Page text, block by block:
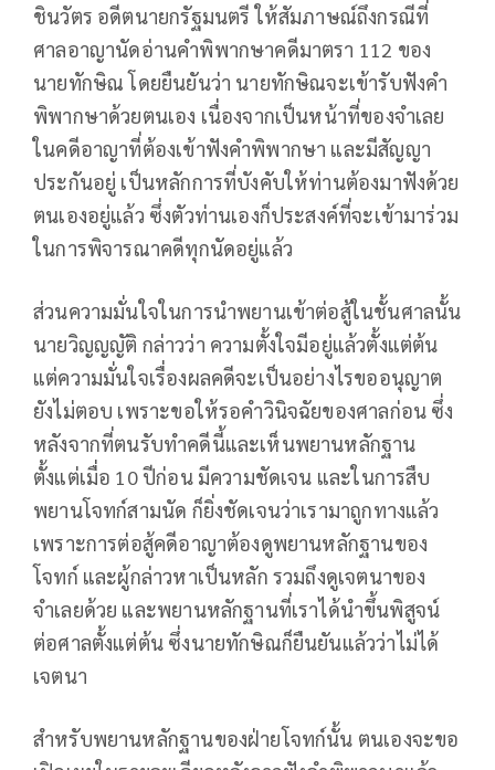
ชินวัตร อดีตนายกรัฐมนตรี ให้สัมภาษณ์ถึงกรณีที่
ศาลอาญานัดอ่านคำพิพากษาคดีมาตรา 112 ของ
นายทักษิณ โดยยืนยันว่า นายทักษิณจะเข้ารับฟังคำ
พิพากษาด้วยตนเอง เนื่องจากเป็นหน้าที่ของจำเลย
ในคดีอาญาที่ต้องเข้าฟังคำพิพากษา และมีสัญญา
ประกันอยู่ เป็นหลักการที่บังคับให้ท่านต้องมาฟังด้วย
ตนเองอยู่แล้ว ซึ่งตัวท่านเองก็ประสงค์ที่จะเข้ามาร่วม
ในการพิจารณาคดีทุกนัดอยู่แล้ว
ส่วนความมั่นใจในการนำพยานเข้าต่อสู้ในชั้นศาลนั้น
นายวิญญญัติ กล่าวว่า ความตั้งใจมีอยู่แล้วตั้งแต่ต้น
แต่ความมั่นใจเรื่องผลคดีจะเป็นอย่างไรขออนุญาต
ยังไม่ตอบ เพราะขอให้รอคำวินิจฉัยของศาลก่อน ซึ่ง
หลังจากที่ตนรับทำคดีนี้และเห็นพยานหลักฐาน
ตั้งแต่เมื่อ 10 ปีก่อน มีความชัดเจน และในการสืบ
พยานโจทก์สามนัด ก็ยิ่งชัดเจนว่าเรามาถูกทางแล้ว
เพราะการต่อสู้คดีอาญาต้องดูพยานหลักฐานของ
โจทก์ และผู้กล่าวหาเป็นหลัก รวมถึงดูเจตนาของ
จำเลยด้วย และพยานหลักฐานที่เราได้นำขึ้นพิสูจน์
ต่อศาลตั้งแต่ต้น ซึ่งนายทักษิณก็ยืนยันแล้วว่าไม่ได้
เจตนา
สำหรับพยานหลักฐานของฝ่ายโจทก์นั้น ตนเองจะขอ